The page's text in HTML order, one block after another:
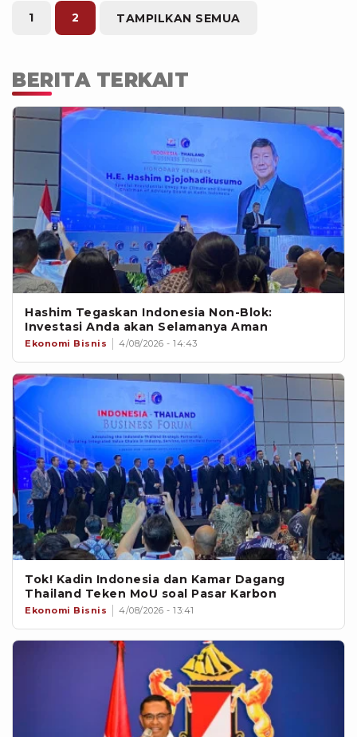
1 2 TAMPILKAN SEMUA
BERITA TERKAIT
Hashim Tegaskan Indonesia Non-Blok:
Investasi Anda akan Selamanya Aman
Ekonomi Bisnis 4/08/2026 - 14:43
Tok! Kadin Indonesia dan Kamar Dagang
Thailand Teken MoU soal Pasar Karbon
Ekonomi Bisnis 4/08/2026 - 13:41